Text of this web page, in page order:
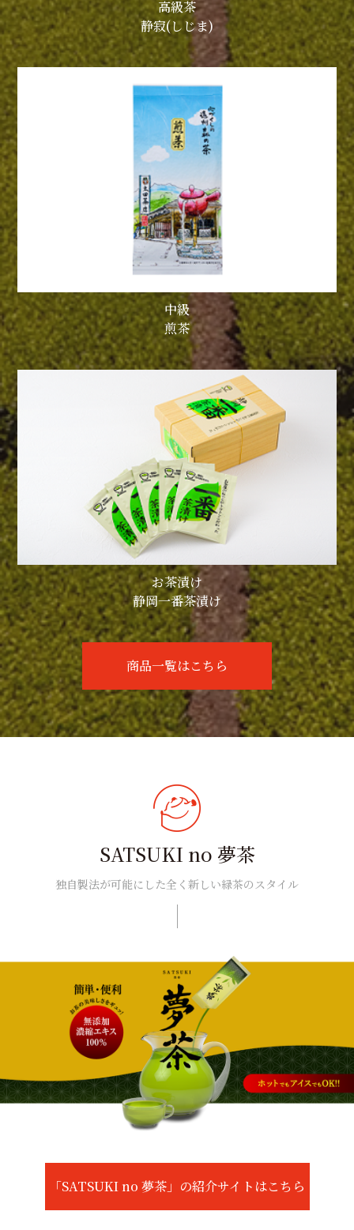
高級茶
静寂(しじま)
中級
煎茶
お茶漬け
静岡一番茶漬け
商品一覧はこちら
SATSUKI no 夢茶
独自製法が可能にした全く新しい緑茶のスタイル
「SATSUKI no 夢茶」の紹介サイトはこちら